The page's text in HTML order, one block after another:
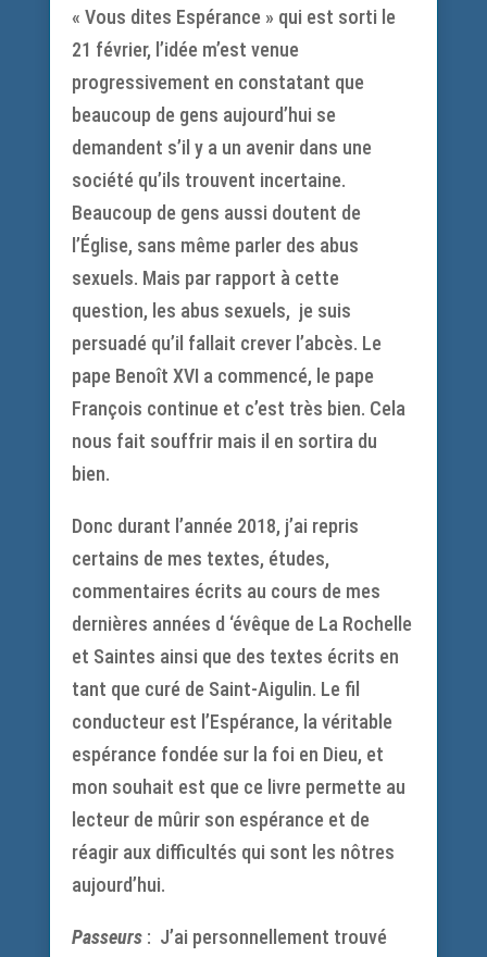
« Vous dites Espérance » qui est sorti le
21 février, l’idée m’est venue
progressivement en constatant que
beaucoup de gens aujourd’hui se
demandent s’il y a un avenir dans une
société qu’ils trouvent incertaine.
Beaucoup de gens aussi doutent de
l’Église, sans même parler des abus
sexuels. Mais par rapport à cette
question, les abus sexuels, je suis
persuadé qu’il fallait crever l’abcès. Le
pape Benoît XVI a commencé, le pape
François continue et c’est très bien. Cela
nous fait souffrir mais il en sortira du
bien.
Donc durant l’année 2018, j’ai repris
certains de mes textes, études,
commentaires écrits au cours de mes
dernières années d ‘évêque de La Rochelle
et Saintes ainsi que des textes écrits en
tant que curé de Saint-Aigulin. Le fil
conducteur est l’Espérance, la véritable
espérance fondée sur la foi en Dieu, et
mon souhait est que ce livre permette au
lecteur de mûrir son espérance et de
réagir aux difficultés qui sont les nôtres
aujourd’hui.
Passeurs : J’ai personnellement trouvé